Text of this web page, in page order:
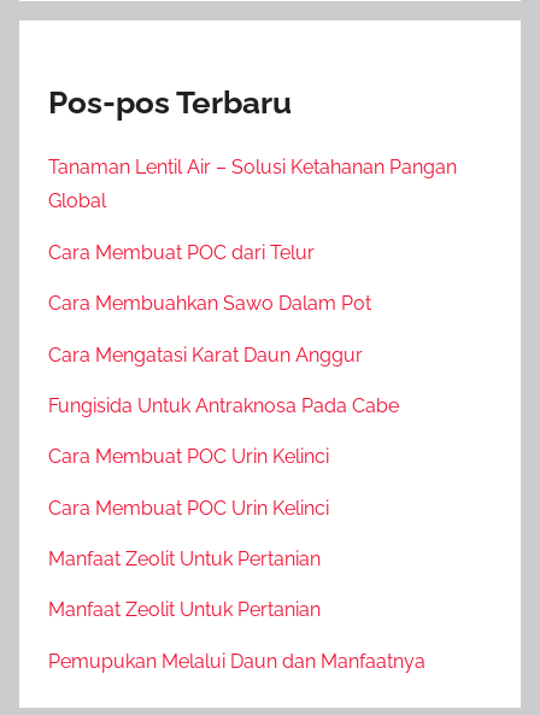
Pos-pos Terbaru
Tanaman Lentil Air – Solusi Ketahanan Pangan
Global
Cara Membuat POC dari Telur
Cara Membuahkan Sawo Dalam Pot
Cara Mengatasi Karat Daun Anggur
Fungisida Untuk Antraknosa Pada Cabe
Cara Membuat POC Urin Kelinci
Cara Membuat POC Urin Kelinci
Manfaat Zeolit Untuk Pertanian
Manfaat Zeolit Untuk Pertanian
Pemupukan Melalui Daun dan Manfaatnya